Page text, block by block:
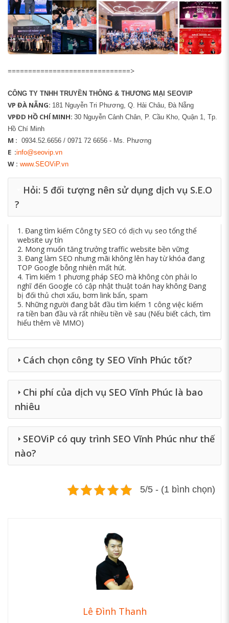
==============================>
CÔNG TY TNHH TRUYỀN THÔNG & THƯƠNG MẠI SEOVIP
VP ĐÀ NẴNG: 181 Nguyễn Tri Phương, Q. Hải Châu, Đà Nẵng
VPĐD HỒ CHÍ MINH: 30 Nguyễn Cảnh Chân, P. Cầu Kho, Quận 1, Tp.
Hồ Chí Minh
M : 0934.52.6656 / 0971 72 6656 - Ms. Phương
E :info@seovip.vn
W : www.SEOViP.vn
Hỏi: 5 đối tượng nên sử dụng dịch vụ S.E.O
?
1. Đang tìm kiếm Công ty SEO có dịch vụ seo tổng thể
website uy tín
2. Mong muốn tăng trưởng traffic website bền vững
3. Đang làm SEO nhưng mãi không lên hay từ khóa đang
TOP Google bỗng nhiên mất hút.
4. Tìm kiếm 1 phương pháp SEO mà không còn phải lo
nghĩ đến Google có cập nhật thuật toán hay không Đang
bị đối thủ chơi xấu, bơm link bẩn, spam
5. Những người đang bắt đầu tìm kiếm 1 công việc kiếm
ra tiền ban đầu và rất nhiều tiền về sau (Nếu biết cách, tìm
hiểu thêm về MMO)
Cách chọn công ty SEO Vĩnh Phúc tốt?
Chi phí của dịch vụ SEO Vĩnh Phúc là bao
nhiêu
SEOViP có quy trình SEO Vĩnh Phúc như thế
nào?
5/5 - (1 bình chọn)
Lê Đình Thanh